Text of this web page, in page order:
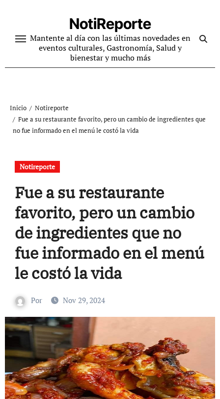
contenido
NotiReporte
Mantente al día con las últimas novedades en
eventos culturales, Gastronomía, Salud y
bienestar y mucho más
Inicio
Notireporte
Fue a su restaurante favorito, pero un cambio de ingredientes que
no fue informado en el menú le costó la vida
Notireporte
Fue a su restaurante
favorito, pero un cambio
de ingredientes que no
fue informado en el menú
le costó la vida
Por Nov 29, 2024